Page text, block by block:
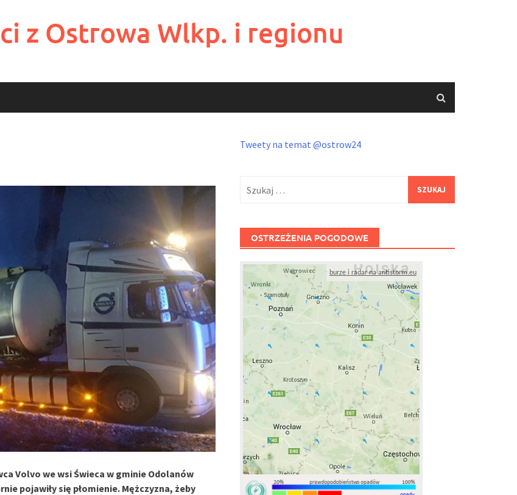
z Ostrowa Wlkp. i regionu
Volvo we wsi Świeca w gminie Odolanów
pojawiły się płomienie. Mężczyzna, żeby
Tweety na temat @ostrow24
OSTRZEŻENIA POGODOWE
burze i radar na antistorm.eu